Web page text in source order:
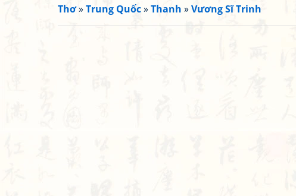
Thơ»Trung Quốc»Thanh »Vương Sĩ Trinh